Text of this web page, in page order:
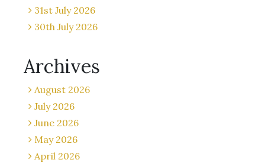
31st July 2026
30th July 2026
Archives
August 2026
July 2026
June 2026
May 2026
April 2026